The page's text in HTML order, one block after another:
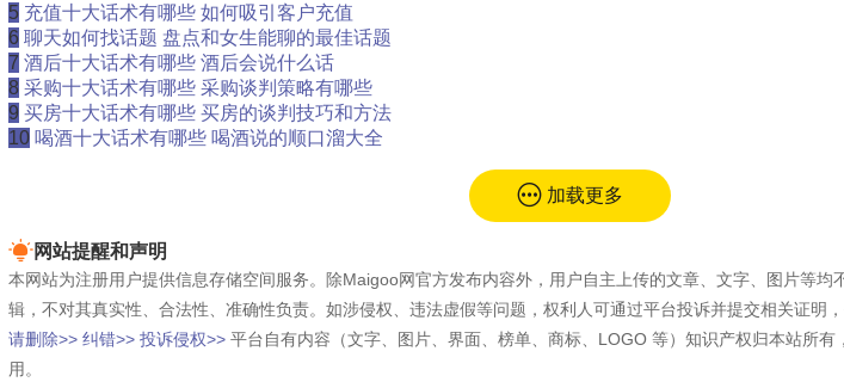
5 充值十大话术有哪些 如何吸引客户充值
6 聊天如何找话题 盘点和女生能聊的最佳话题
7 酒后十大话术有哪些 酒后会说什么话
8 采购十大话术有哪些 采购谈判策略有哪些
9 买房十大话术有哪些 买房的谈判技巧和方法
10 喝酒十大话术有哪些 喝酒说的顺口溜大全
加载更多
网站提醒和声明
本网站为注册用户提供信息存储空间服务。除Maigoo网官方发布内容外，用户自主上传的文章、文字、图片等均
辑，不对其真实性、合法性、准确性负责。如涉侵权、违法虚假等问题，权利人可通过平台投诉并提交相关证明
请删除>> 纠错>> 投诉侵权>> 平台自有内容（文字、图片、界面、榜单、商标、LOGO 等）知识产权归本站所
用。